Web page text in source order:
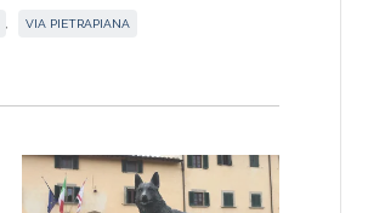
VIA PIETRAPIANA